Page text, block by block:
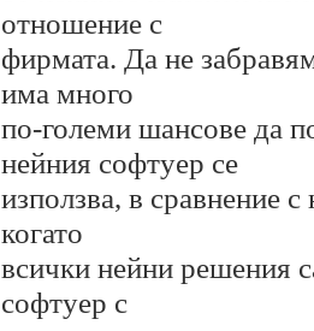
отношение с
фирмата. Да не
има много
по-големи шансове да
нейния софтуер се
използва, в сравнение с
когато
всички нейни решения
софтуер с